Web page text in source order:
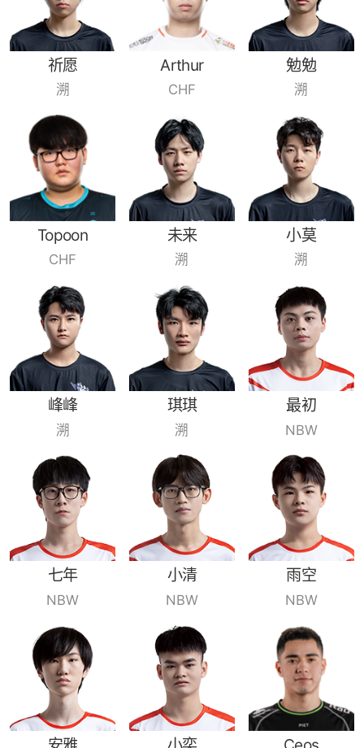
祈愿
溯
Arthur
CHF
勉勉
溯
Topoon
CHF
未来
溯
小莫
溯
峰峰
溯
琪琪
溯
最初
NBW
七年
NBW
小清
NBW
雨空
NBW